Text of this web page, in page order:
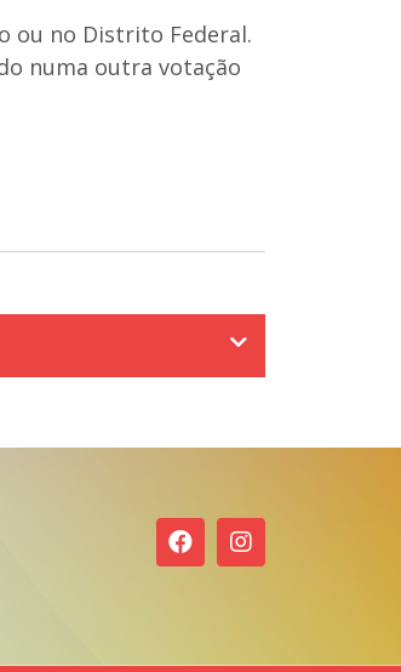
ou no Distrito Federal.
numa outra votação